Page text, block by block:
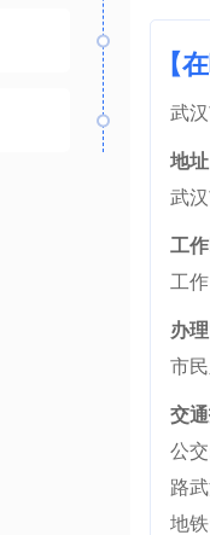
【
武
地址
武
工
工
办
市
交通
公
路
地